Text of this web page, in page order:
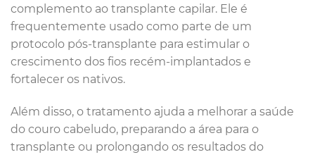
complemento ao transplante capilar. Ele é
frequentemente usado como parte de um
protocolo pós-transplante para estimular o
crescimento dos fios recém-implantados e
fortalecer os nativos.
Além disso, o tratamento ajuda a melhorar a saúde
do couro cabeludo, preparando a área para o
transplante ou prolongando os resultados do